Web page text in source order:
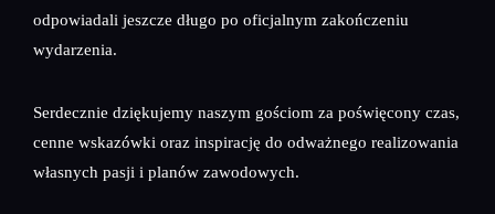
odpowiadali jeszcze długo po oficjalnym zakończeniu
wydarzenia.
Serdecznie dziękujemy naszym gościom za poświęcony czas,
cenne wskazówki oraz inspirację do odważnego realizowania
własnych pasji i planów zawodowych.